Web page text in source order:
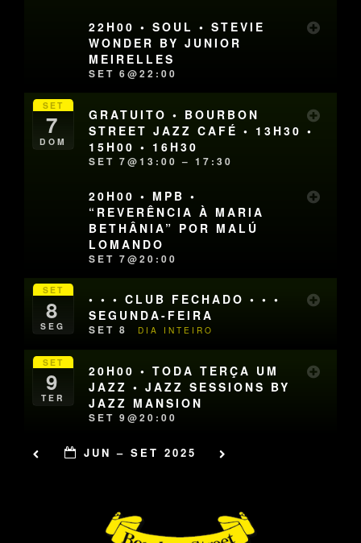
22H00 • SOUL • STEVIE
WONDER BY JUNIOR
MEIRELLES
SET 6@22:00
SET
7
DOM
GRATUITO • BOURBON
STREET JAZZ CAFÉ • 13H30 •
15H00 • 16H30
SET 7@13:00 – 17:30
20H00 • MPB •
“REVERÊNCIA À MARIA
BETHÂNIA” POR MALÚ
LOMANDO
SET 7@20:00
SET
8
SEG
• • • CLUB FECHADO • • •
SEGUNDA-FEIRA
SET 8 DIA INTEIRO
SET
9
TER
20H00 • TODA TERÇA UM
JAZZ • JAZZ SESSIONS BY
JAZZ MANSION
SET 9@20:00
JUN – SET 2025